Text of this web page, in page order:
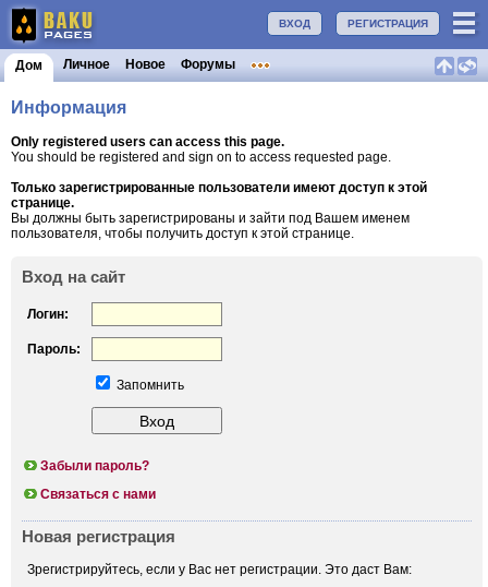
РЕГИСТРАЦИЯ
ВХОД
Дом Личное Новое Форумы
Информация
Only registered users can access this page.
You should be registered and sign on to access requested page.
Только зарегистрированные пользователи имеют доступ к этой
странице.
Вы должны быть зарегистрированы и зайти под Вашем именем
пользователя, чтобы получить доступ к этой странице.
Вход на сайт
Логин:
Пароль:
Запомнить
Забыли пароль?
Связаться с нами
Новая регистрация
Зрегистрируйтесь, если у Вас нет регистрации. Это даст Вам: